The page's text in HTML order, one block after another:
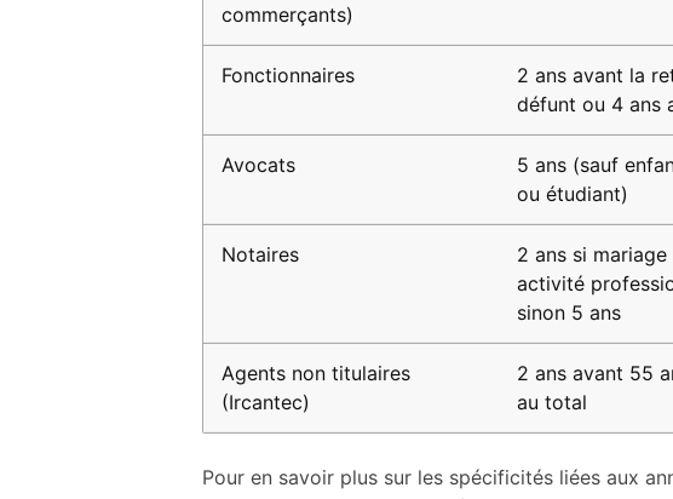
commerçants)
Fonctionnaires
2 ans avant la
défunt ou 4 ans
Avocats
5 ans (sauf
ou étudiant)
Notaires
2 ans si
activité
sinon 5 ans
Agents non titulaires
(Ircantec)
2 ans avant 55
au total
Pour en savoir plus sur les spécificités liées aux